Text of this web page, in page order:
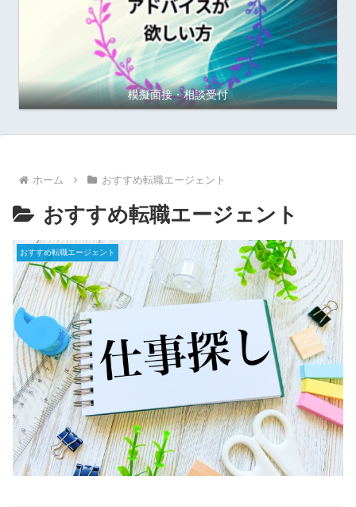
模擬面接・相談受付
ホーム おすすめ転職エージェント
おすすめ転職エージェント
おすすめ転職エージェント